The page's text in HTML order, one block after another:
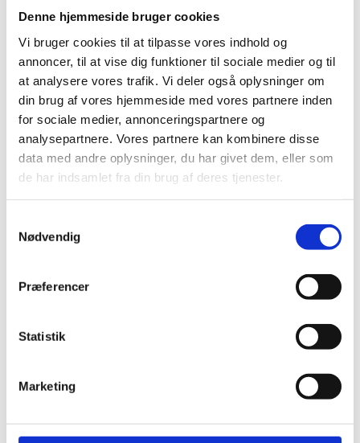
Denne hjemmeside bruger cookies
Vi bruger cookies til at tilpasse vores indhold og
annoncer, til at vise dig funktioner til sociale medier og til
at analysere vores trafik. Vi deler også oplysninger om
din brug af vores hjemmeside med vores partnere inden
for sociale medier, annonceringspartnere og
analysepartnere. Vores partnere kan kombinere disse
data med andre oplysninger, du har givet dem, eller som
de har indsamlet fra din brug af deres tjenester.
Nødvendig
Præferencer
Statistik
Marketing
Kategorier spillet (tidligere Svar på kant) er vores
kollaborative kategoriseringsspil, der kan bruges til
mange forskellige formål såsom sprogtræning,
matematik og geografi for at nævne et par stykker.
Denne version har et helt nyt udseende og interaktion
samt nye muligheder som f.eks. at lægge billeder på
kategorifelterne og baggrundsmusik fra en fil eller
YouTube. Dette giver mulighed for at bruge spillet til
yngre børn, der ikke kan læse endnu. Vi glæder os til at
se, hvordan du vil bruge den, når du laver nye